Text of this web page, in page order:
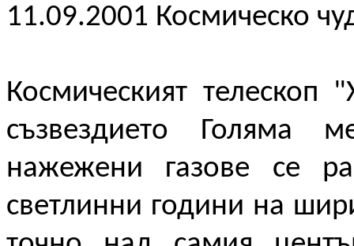
11.09.2001 Космическо
Космическият телескоп
съзвездието Голяма
нажежени газове се
светлинни години на